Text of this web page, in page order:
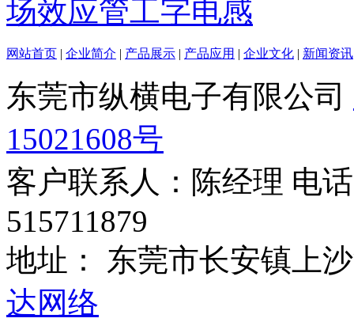
场效应管工字电感
网站首页 | 企业简介 | 产品展示 | 产品应用 | 企业文化 | 新闻资讯
东莞市纵横电子有限公司
15021608号
客户联系人：陈经理 电
515711879
地址： 东莞市长安镇上
达网络